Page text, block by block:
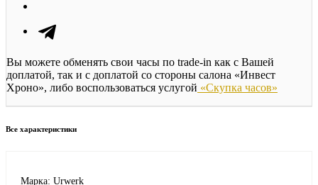
Вы можете обменять свои часы по trade-in как с Вашей
доплатой, так и с доплатой со стороны салона «Инвест
Хроно», либо воспользоваться услугой «Скупка часов»
Все характеристики
Марка: Urwerk